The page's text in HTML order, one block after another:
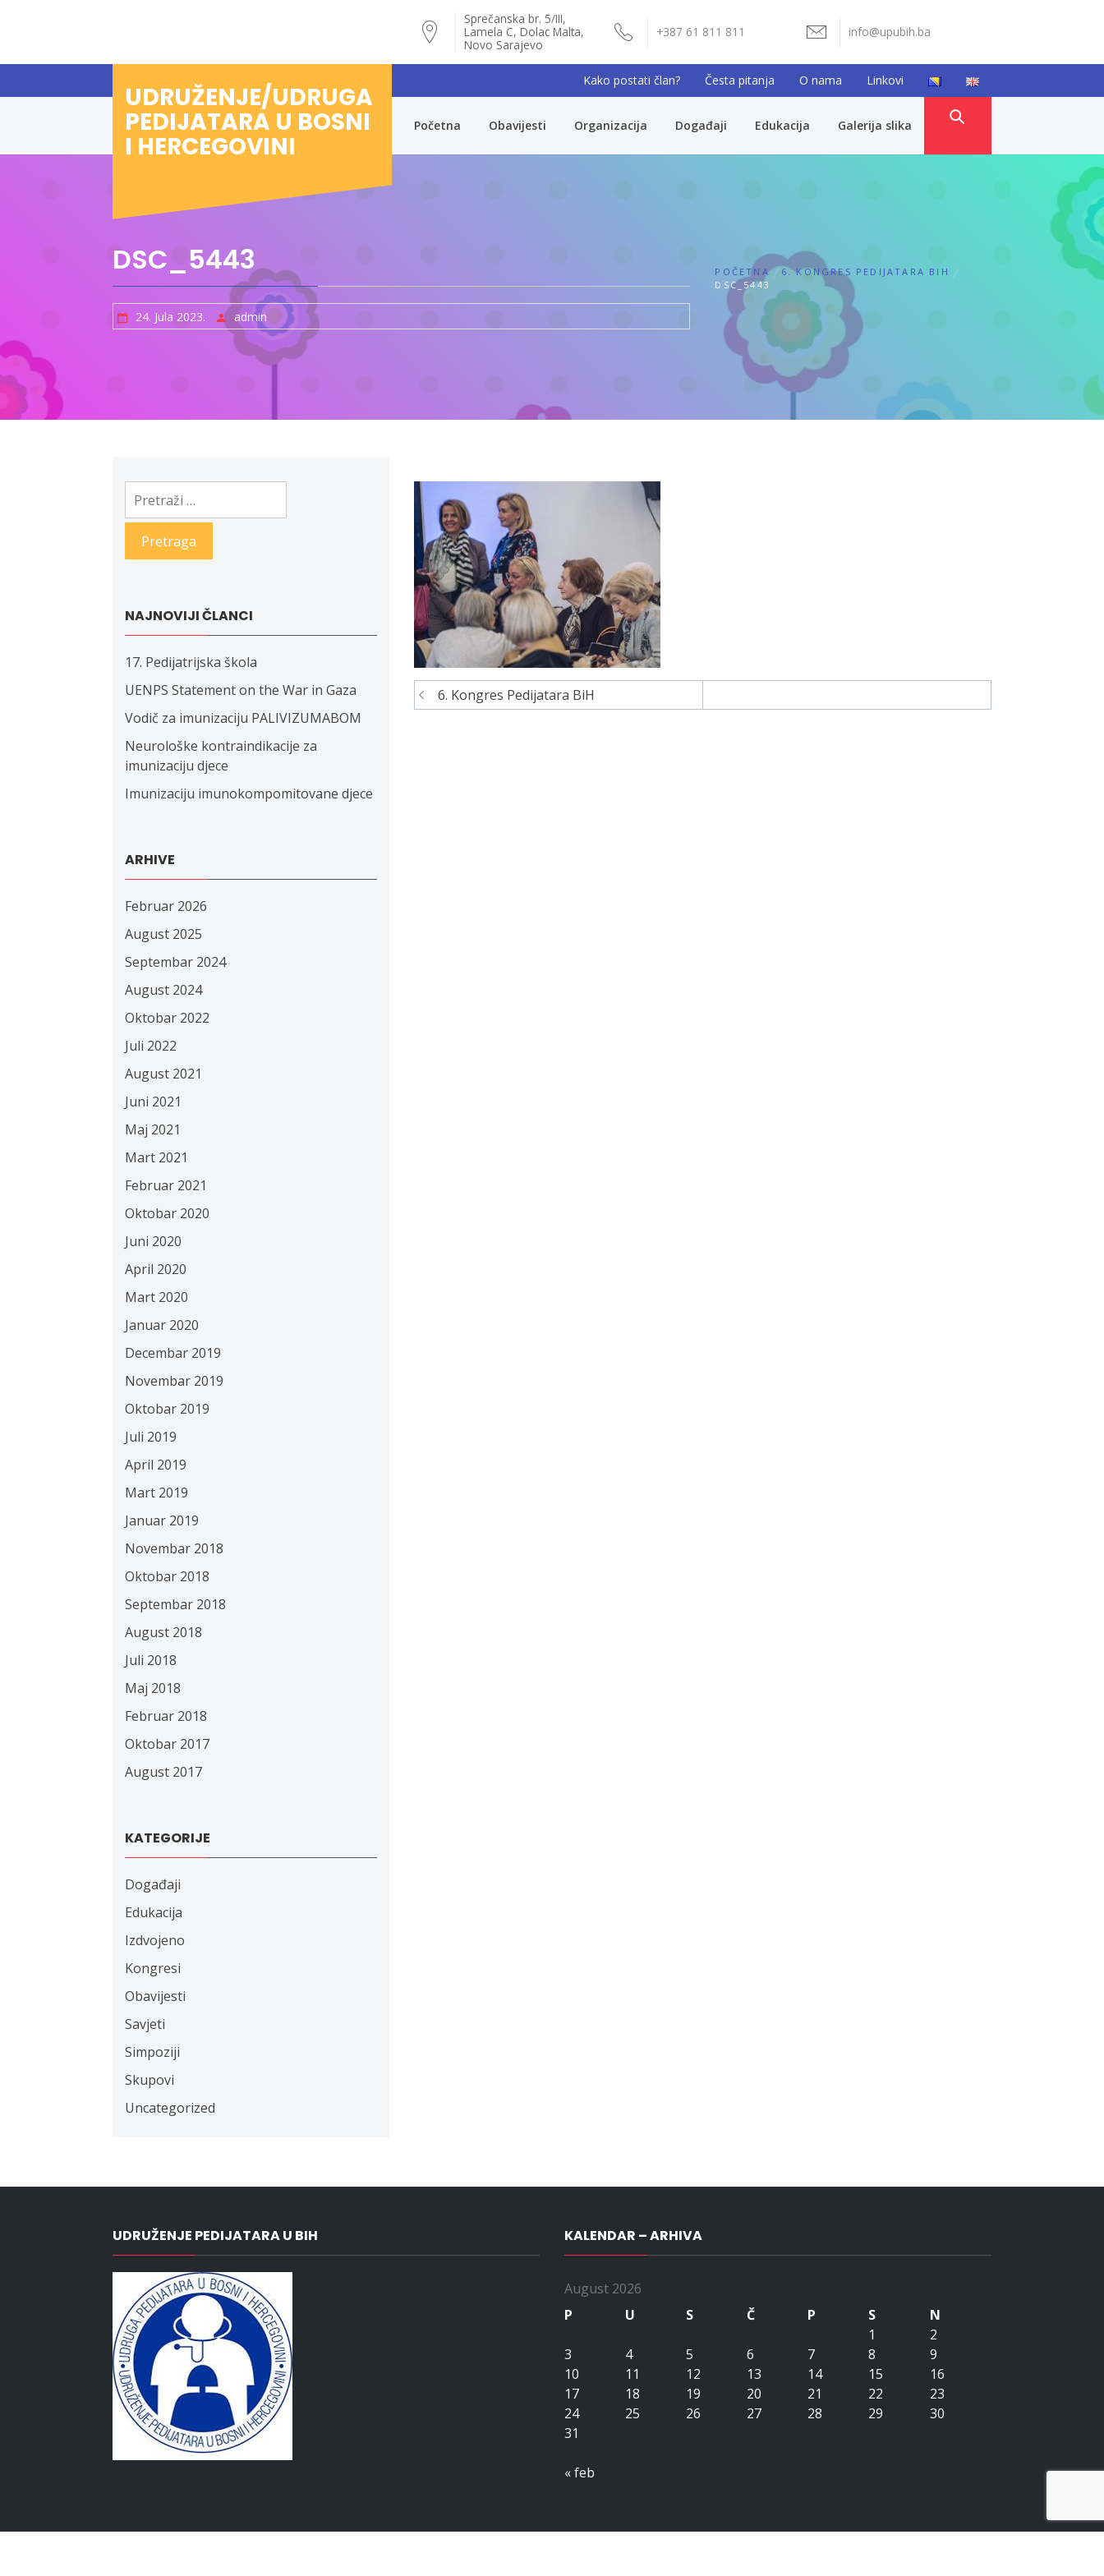
Sprečanska br. 5/III,
Lamela C, Dolac Malta,
Novo Sarajevo
+387 61 811 811 info@upubih.ba
Kako postati član? Česta pitanja O nama Linkovi
UDRUŽENJE/UDRUGA
PEDIJATARA U BOSNI
I HERCEGOVINI
Početna Obavijesti Organizacija Događaji Edukacija Galerija slika
DSC_5443
24. Jula 2023. admin
POČETNA
6. KONGRES PEDIJATARA BIH
DSC_5443
Navigacija
6. Kongres Pedijatara BiH
Pretraga:
NAJNOVIJI ČLANCI
17. Pedijatrijska škola
UENPS Statement on the War in Gaza
Vodič za imunizaciju PALIVIZUMABOM
Neurološke kontraindikacije za
imunizaciju djece
Imunizaciju imunokompomitovane djece
ARHIVE
Februar 2026
August 2025
Septembar 2024
August 2024
Oktobar 2022
Juli 2022
August 2021
Juni 2021
Maj 2021
Mart 2021
Februar 2021
Oktobar 2020
Juni 2020
April 2020
Mart 2020
Januar 2020
Decembar 2019
Novembar 2019
Oktobar 2019
Juli 2019
April 2019
Mart 2019
Januar 2019
Novembar 2018
Oktobar 2018
Septembar 2018
August 2018
Juli 2018
Maj 2018
Februar 2018
Oktobar 2017
August 2017
KATEGORIJE
Događaji
Edukacija
Izdvojeno
Kongresi
Obavijesti
Savjeti
Simpoziji
Skupovi
Uncategorized
UDRUŽENJE PEDIJATARA U BIH KALENDAR – ARHIVA
August 2026
P
U S Č P S
N
1
2
3
4 5 6 7 8
9
10
11 12 13 14 15
16
17
18 19 20 21 22
23
24
25 26 27 28 29
30
31
« feb